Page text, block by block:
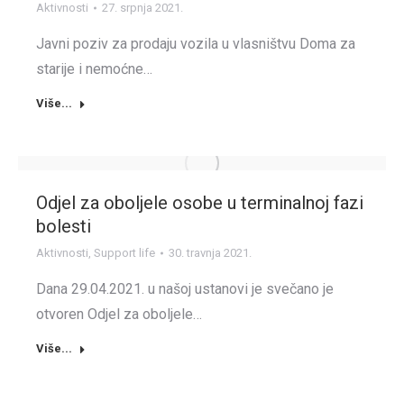
Aktivnosti 27. srpnja 2021.
Javni poziv za prodaju vozila u vlasništvu Doma za
starije i nemoćne…
Više...
Odjel za oboljele osobe u terminalnoj fazi
bolesti
Aktivnosti, Support life 30. travnja 2021.
Dana 29.04.2021. u našoj ustanovi je svečano je
otvoren Odjel za oboljele…
Više...